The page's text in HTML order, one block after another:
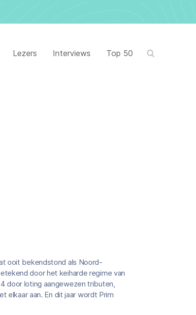
Lezers Interviews Top 50
ooit bekendstond als Noord-
door het keiharde regime van
door loting aangewezen tributen,
elkaar aan. En dit jaar wordt Prim